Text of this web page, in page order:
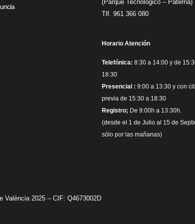
(Parque Tecnológico – Paterna)
Tlf. 961 366 080
Horario Atención
Telefónica: 8:30 a 14:00 y de
18:30
Presencial : 9:00 a 13:30 y con
previa de 15:30 a 18:30
Registro; De 9:00h a 13:30h.
(desde el 1 de Julio al 15 de
sólo por las mañanas)
2025 – CIF: Q4673002D